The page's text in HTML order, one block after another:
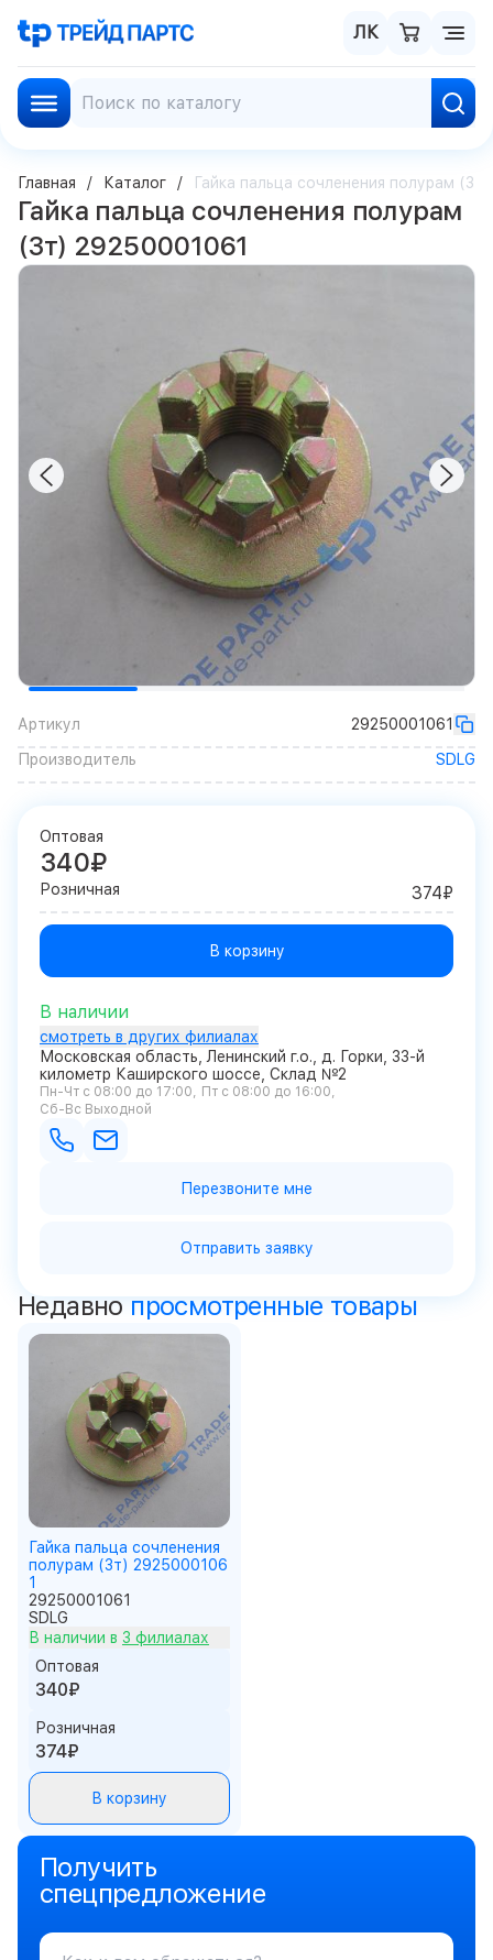
ЛК
Главная Каталог Гайка пальца сочленения полурам
Гайка пальца сочленения полурам
(3т) 29250001061
Артикул
29250001061
Производитель
SDLG
Оптовая
340₽
Розничная 374₽
В корзину
В наличии
смотреть в других филиалах
Московская область, Ленинский г.о., д. Горки, 33-й
километр Каширского шоссе, Склад №2
Пн-Чт с 08:00 до 17:00
Пт с 08:00 до 16:00
Сб-Вс Выходной
Перезвоните мне
Отправить заявку
Недавно просмотренные товары
Гайка пальца сочленения
полурам (3т) 2925000106
1
29250001061
SDLG
В наличии в 3 филиалах
Оптовая
340₽
Розничная
374₽
В корзину
Получить
спецпредложение